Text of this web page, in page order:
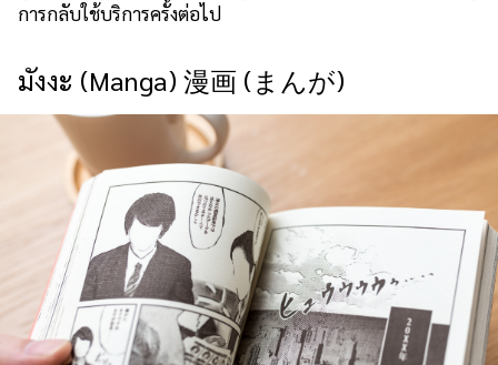
การกลับใช้บริการครั้งต่อไป
มังงะ (Manga) 漫画 (まんが)